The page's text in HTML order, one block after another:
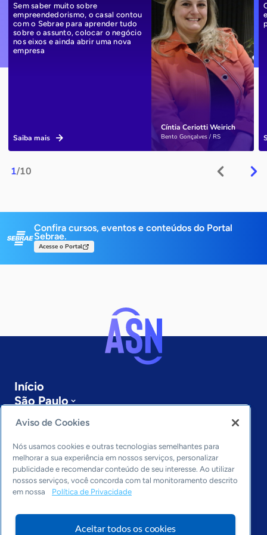
1/10
Cíntia Ceriotti Weirich
Bento Gonçalves / RS
Sem saber muito sobre
empreendedorismo, o casal contou
com o Sebrae para aprender tudo
sobre o assunto, colocar o negócio
nos eixos e ainda abrir uma nova
empresa
Saiba mais
Confira cursos, eventos e conteúdos do Portal
Sebrae.
Acesse o Portal
Início
São Paulo
Sobre a ASN
Últimas notícias
Entre em contato
Editorias
Economia & Política
Inovação & Tecnologia
Cultura empreendedora
Aviso de Cookies
Nós usamos cookies e outras tecnologias semelhantes para
melhorar a sua experiência em nossos serviços, personalizar
publicidade e recomendar conteúdo de seu interesse. Ao utilizar
nossos serviços, você concorda com tal monitoramento descrito
em nossa
Política de Privacidade
Aceitar todos os cookies